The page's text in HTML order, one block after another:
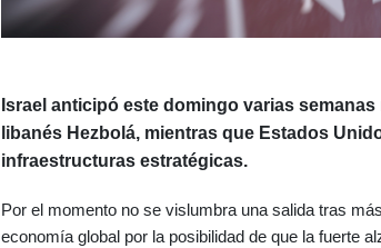
Israel anticipó este domingo varias
libanés Hezbolá, mientras que Estados
infraestructuras estratégicas.
Por el momento no se vislumbra una salida tras
economía global por la posibilidad de que la fuerte